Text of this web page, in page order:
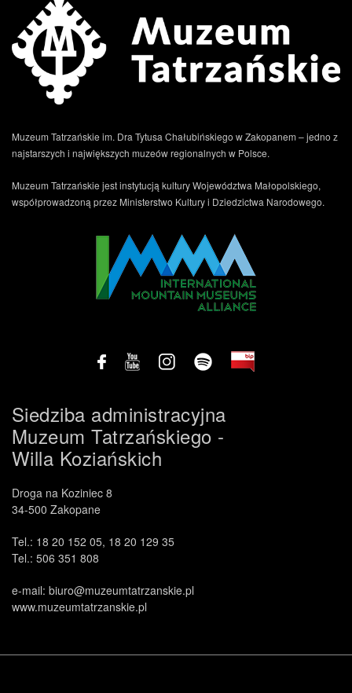
Muzeum Tatrzańskie im. Dra Tytusa Chałubińskiego w Zakopanem – jedno z
najstarszych i największych muzeów regionalnych w Polsce.
Muzeum Tatrzańskie jest instytucją kultury Województwa Małopolskiego,
współprowadzoną przez Ministerstwo Kultury i Dziedzictwa Narodowego.
Siedziba administracyjna
Muzeum Tatrzańskiego -
Willa Koziańskich
Droga na Koziniec 8
34-500 Zakopane
Tel.: 18 20 152 05, 18 20 129 35
Tel.: 506 351 808
e-mail: biuro@muzeumtatrzanskie.pl
www.muzeumtatrzanskie.pl
.